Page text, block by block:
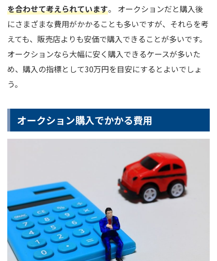
を合わせて考えられています。 オークションだと購入後
にさまざまな費用がかかることも多いですが、それらを考
えても、販売店よりも安価で購入できることが多いです。
オークションなら大幅に安く購入できるケースが多いた
め、購入の指標として30万円を目安にするとよいでしょ
う。
オークション購入でかかる費用